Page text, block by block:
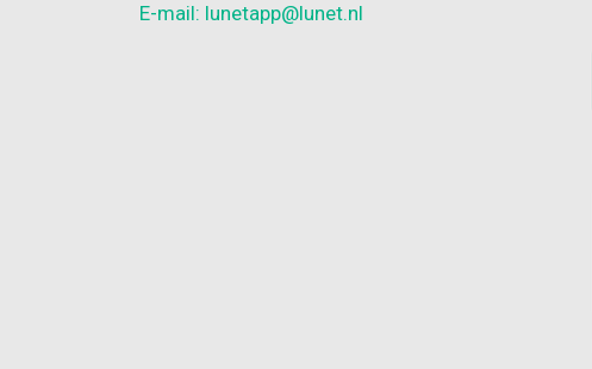
E-mail: lunetapp@lunet.nl